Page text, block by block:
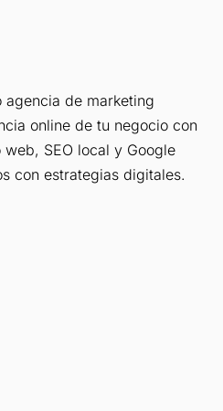
agencia de marketing
online de tu negocio con
SEO local y Google
con estrategias digitales.